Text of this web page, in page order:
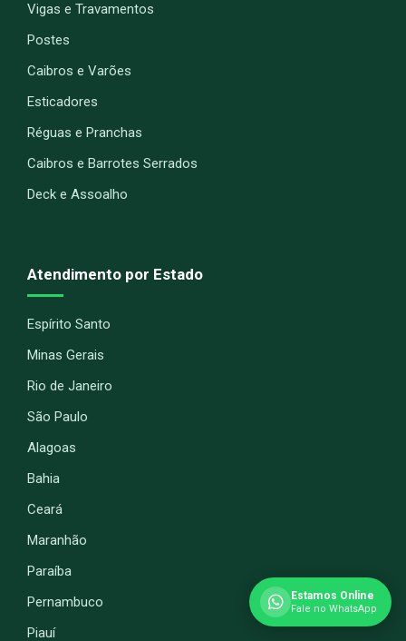
Vigas e Travamentos
Postes
Caibros e Varões
Esticadores
Réguas e Pranchas
Caibros e Barrotes Serrados
Deck e Assoalho
Atendimento por Estado
Espírito Santo
Minas Gerais
Rio de Janeiro
São Paulo
Alagoas
Bahia
Ceará
Maranhão
Paraíba
Pernambuco
Piauí
Estamos Online
Fale no WhatsApp